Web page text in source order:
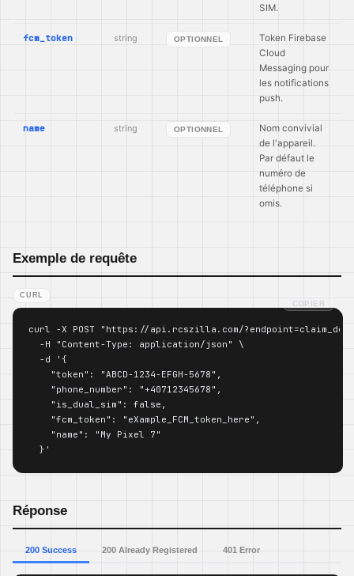
SIM.
fcm_token string OPTIONNEL
Token Firebase
Cloud
Messaging pour
les notifications
push.
name string OPTIONNEL
Nom convivial
de l'appareil.
Par défaut le
numéro de
téléphone si
omis.
Exemple de requête
CURL
curl -X POST "https://api.rcszilla.com/
  -H "Content-Type: application/json" \
  -d '{
    "token": "ABCD-1234-EFGH-5678",
    "phone_number": "+40712345678",
    "is_dual_sim": false,
    "fcm_token": "eXample_FCM_token_here",
    "name": "My Pixel 7"
  }'
COPIER
Réponse
200 Success 200 Already Registered 401 Error